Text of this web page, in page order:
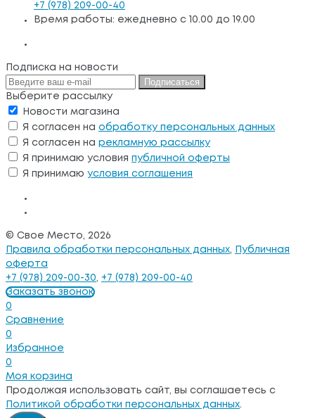
+7 (978) 209-00-40
Время работы: ежедневно с 10.00 до 19.00
Подписка на новости
Подписаться
Выберите рассылку
Новости магазина
Я согласен на обработку персональных данных
Я согласен на рекламную рассылку
Я принимаю условия публичной оферты
Я принимаю условия соглашения
© Свое Место, 2026
Правила обработки персональных данных,
Публичная
оферта
+7 (978) 209-00-30, +7 (978) 209-00-40
Заказать звонок
0
Сравнение
0
Избранное
0
Моя корзина
Продолжая использовать сайт, вы соглашаетесь с
Политикой обработки персональных данных.